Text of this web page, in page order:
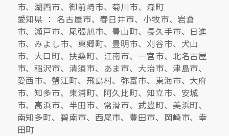
市、湖西市、御前崎市、菊川市、森町
愛知県 ： 名古屋市、春日井市、小牧市、岩倉
市、瀬戸市、尾張旭市、豊山町、長久手市、日進
市、みよし市、東郷町、豊明市、刈谷市、犬山
市、大口町、扶桑町、江南市、一宮市、北名古屋
市、稲沢市、清須市、あま市、大治市、津島市、
愛西市、蟹江町、飛島村、弥富市、東海市、大府
市、知多市、東浦町、阿久比町、知立市、安城
市、高浜市、半田市、常滑市、武豊町、美浜町、
南知多町、碧南市、西尾市、豊田市、岡崎市、幸
田町